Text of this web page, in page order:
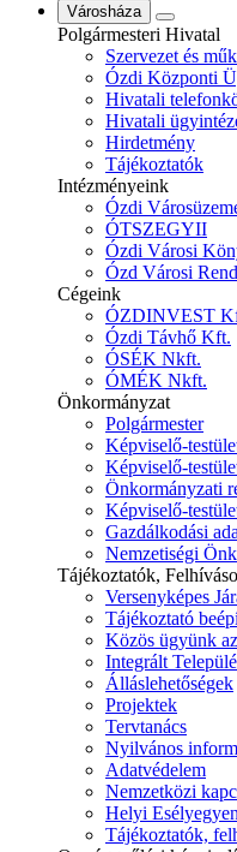
Városháza
Polgármesteri Hivatal
Szervezet és
Ózdi Központi
Hivatali
Hivatali
Hirdetmény
Tájékoztatók
Intézményeink
Ózdi
ÓTSZEGYII
Ózdi Városi
Ózd Városi
Cégeink
ÓZDINVEST
Ózdi Távhő Kft.
ÓSÉK Nkft.
ÓMÉK Nkft.
Önkormányzat
Polgármester
Képviselő-
Képviselő-
Önkormányzati
Képviselő-
Gazdálkodási
Nemzetiségi
Tájékoztatók,
Versenyképes
Tájékoztató
Közös ügyünk
Integrált
Álláslehetőségek
Projektek
Tervtanács
Nyilvános
Adatvédelem
Nemzetközi
Helyi
Tájékoztatók,